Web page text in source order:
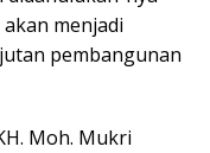
menjadi
pembangunan
Moh. Mukri